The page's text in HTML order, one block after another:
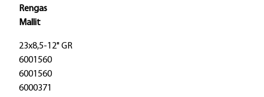
Rengas
Mallit
23x8,5-12" GR
6001560
6001560
6000371